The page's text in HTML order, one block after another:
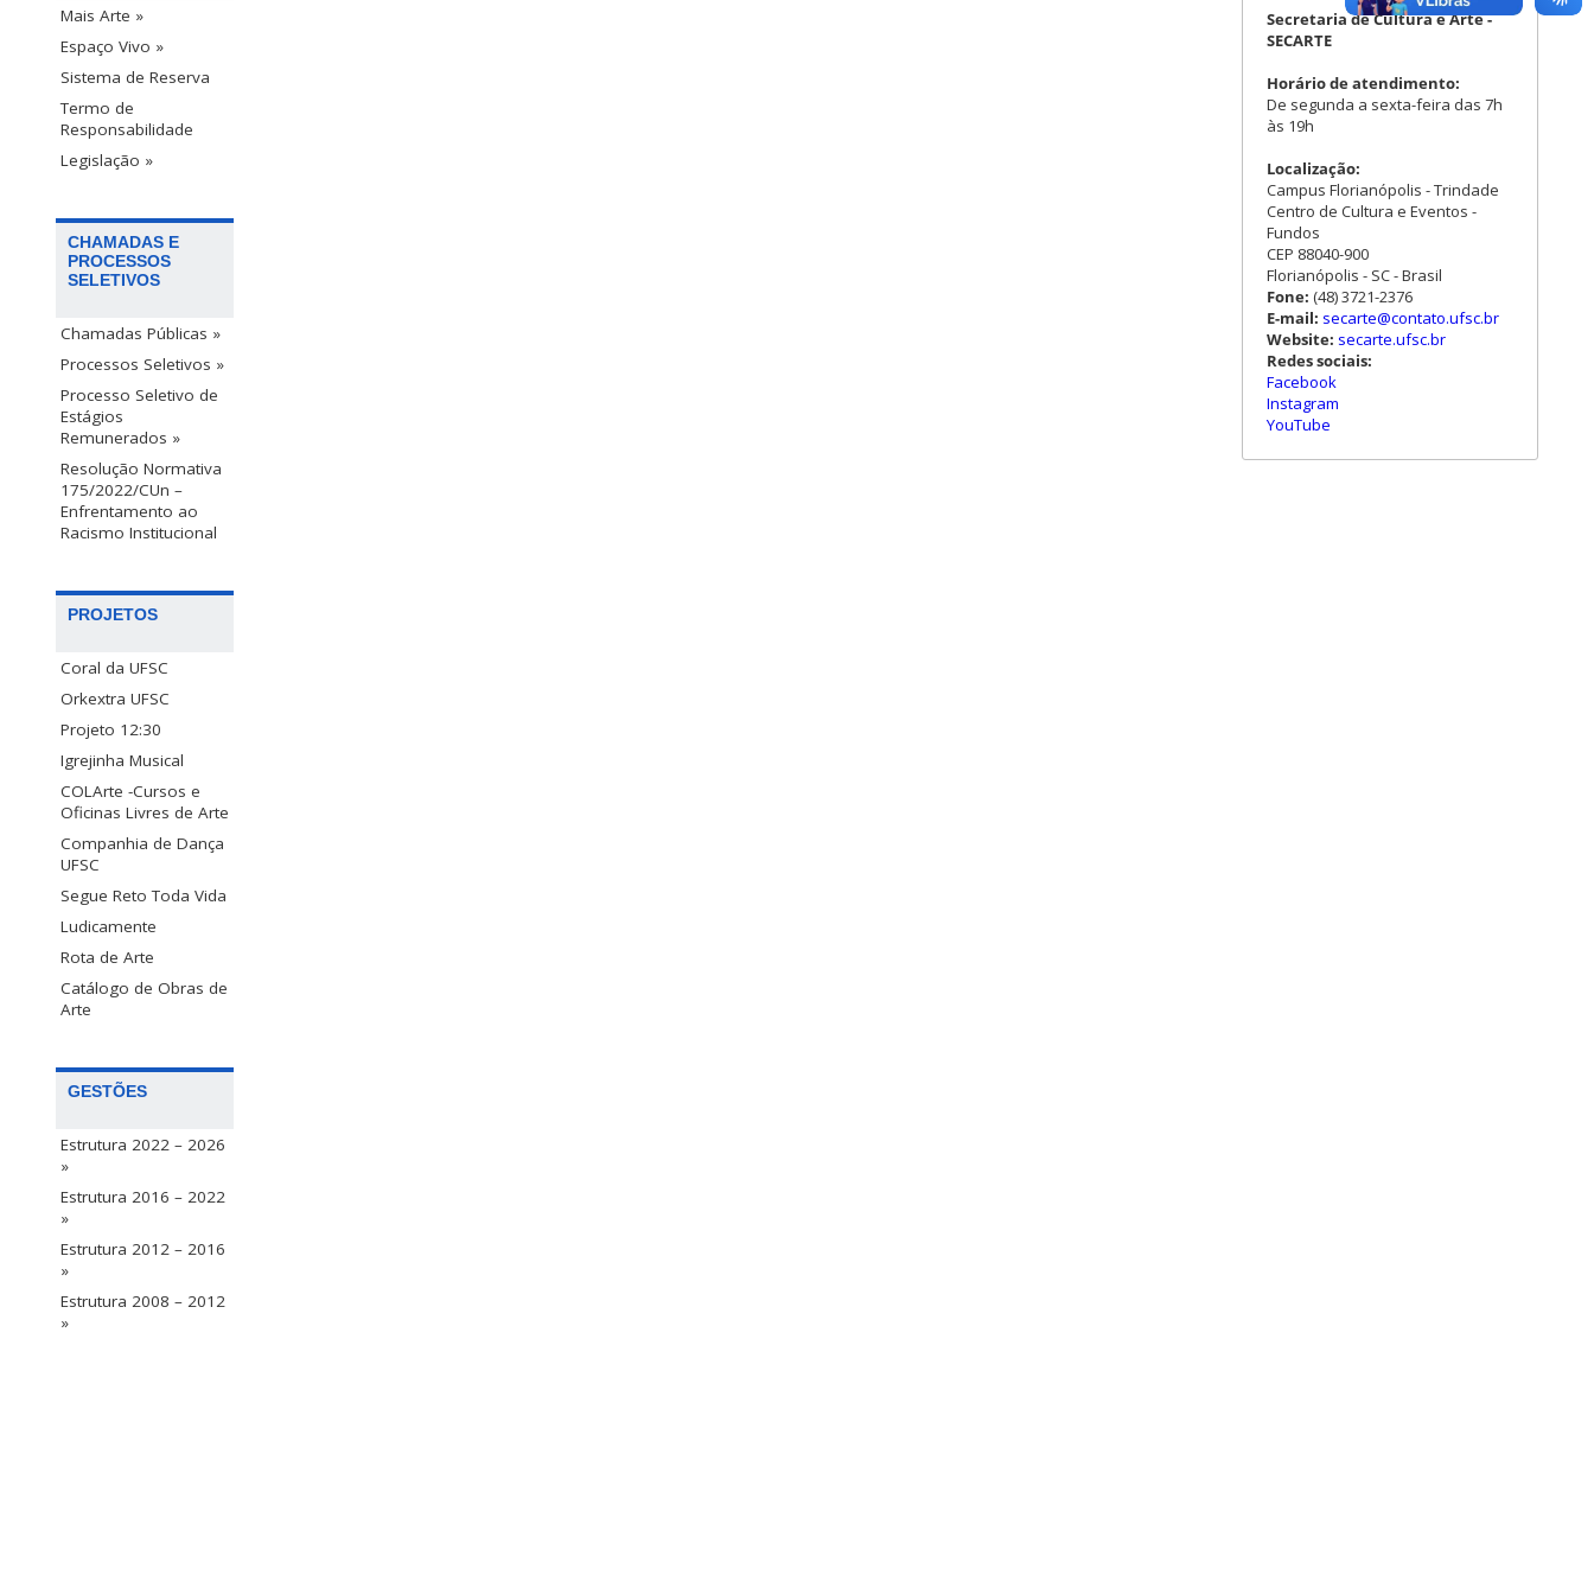
Mais Arte »
Espaço Vivo »
Sistema de Reserva
Termo de
Responsabilidade
Legislação »
CHAMADAS E
PROCESSOS
SELETIVOS
Chamadas Públicas »
Processos Seletivos »
Processo Seletivo de
Estágios
Remunerados »
Resolução Normativa
175/2022/CUn –
Enfrentamento ao
Racismo Institucional
PROJETOS
Coral da UFSC
Orkextra UFSC
Projeto 12:30
Igrejinha Musical
COLArte -Cursos e
Oficinas Livres de Arte
Companhia de Dança
UFSC
Segue Reto Toda Vida
Ludicamente
Rota de Arte
Catálogo de Obras de
Arte
GESTÕES
Estrutura 2022 – 2026
»
Estrutura 2016 – 2022
»
Estrutura 2012 – 2016
»
Estrutura 2008 – 2012
»
Secretaria de Cultura e Arte -
SECARTE
Horário de atendimento:
De segunda a sexta-feira das 7h
às 19h
Localização:
Campus Florianópolis - Trindade
Centro de Cultura e Eventos -
Fundos
CEP 88040-900
Florianópolis - SC - Brasil
Fone: (48) 3721-2376
E-mail: secarte@contato.ufsc.br
Website: secarte.ufsc.br
Redes sociais:
Facebook
Instagram
YouTube